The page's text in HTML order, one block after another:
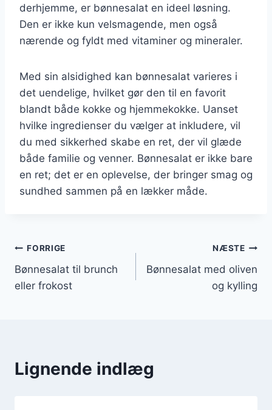
derhjemme, er bønnesalat en ideel løsning.
Den er ikke kun velsmagende, men også
nærende og fyldt med vitaminer og mineraler.
Med sin alsidighed kan bønnesalat varieres i
det uendelige, hvilket gør den til en favorit
blandt både kokke og hjemmekokke. Uanset
hvilke ingredienser du vælger at inkludere, vil
du med sikkerhed skabe en ret, der vil glæde
både familie og venner. Bønnesalat er ikke bare
en ret; det er en oplevelse, der bringer smag og
sundhed sammen på en lækker måde.
Indlægsnavigation
FORRIGE
Bønnesalat til brunch
eller frokost
NÆSTE
Bønnesalat med oliven
og kylling
Lignende indlæg